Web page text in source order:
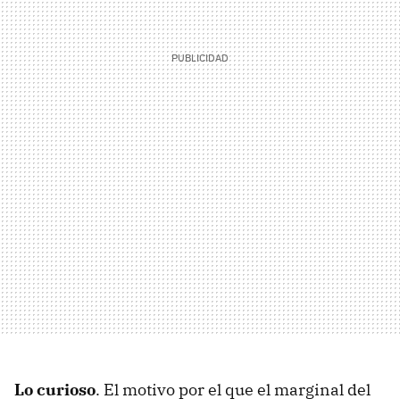
Lo curioso. El motivo por el que el marginal del